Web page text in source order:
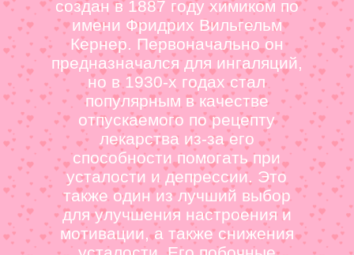
создан в 1887 году химиком по
имени Фридрих Вильгельм
Кернер. Первоначально он
предназначался для ингаляций,
но в 1930-х годах стал
популярным в качестве
отпускаемого по рецепту
лекарства из-за его
способности помогать при
усталости и депрессии. Это
также один из лучший выбор
для улучшения настроения и
мотивации, а также снижения